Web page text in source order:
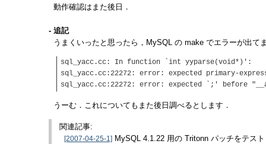
動作確認はまた後日．
- 追記
うまくいったと思ったら，MySQL の make でエラーが出て
sql_yacc.cc: In function `int yyparse(void*)':
sql_yacc.cc:22272: error: expected primary-
sql_yacc.cc:22272: error: expected `;' before
うーむ．これについてもまた後日調べるとします．
関連記事:
[2007-04-25-1] MySQL 4.1.22 用の Tritonn パッチをテス